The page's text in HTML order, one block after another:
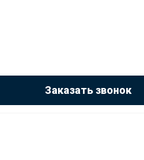
Заказать звонок